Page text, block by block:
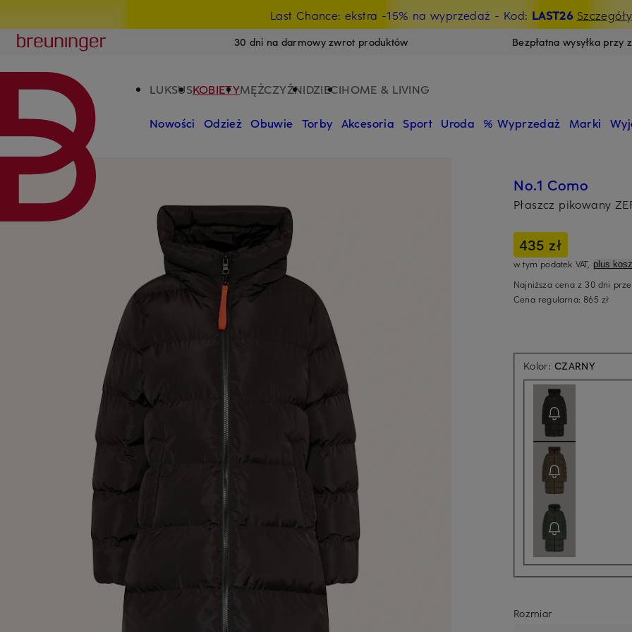
Last Chance: ekstra -15% na wyprzedaż - Kod: LAST26 Szczegóły
Breuninger
30 dni na darmowy zwrot produktów Bezpłatna wysyłka przy
LUKSUSKOBIETYMĘŻCZYŹNIDZIECIHOME & LIVING
Nowości Odzież Obuwie Torby Akcesoria Sport Uroda % Wyprzedaż Marki
No.1 Como
Płaszcz pikowany
435 zł
w tym podatek VAT, plus
Najniższa cena z 30 dni
Cena regularna:865 zł
Kolor:CZARNY
Rozmiar